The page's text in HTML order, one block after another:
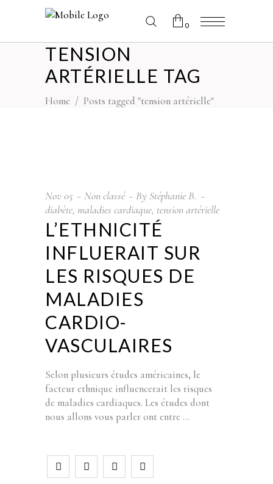
0
No products in the cart.
TENSION
ARTÉRIELLE TAG
Home / Posts tagged "tension artérielle"
Nov05 Non classé By Stéphanie B.
diabète, maladies cardiaque, tension artérielle
L’ETHNICITÉ
INFLUERAIT SUR
LES RISQUES DE
MALADIES
CARDIO-
VASCULAIRES
Selon plusieurs études américaines, le
facteur ethnique influencerait les risques
de maladies cardiaques. Les études dont
nous allons vous parler ont entre